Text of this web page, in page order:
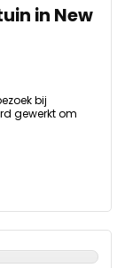
in New
bij
gewerkt om